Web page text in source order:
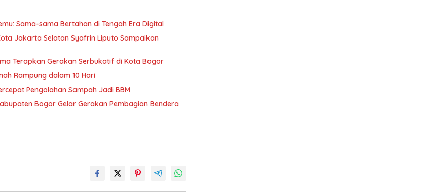
Sama-sama Bertahan di Tengah Era Digital
Jakarta Selatan Syafrin Liputo Sampaikan
Terapkan Gerakan Serbukatif di Kota Bogor
Rampung dalam 10 Hari
Pengolahan Sampah Jadi BBM
Bogor Gelar Gerakan Pembagian Bendera